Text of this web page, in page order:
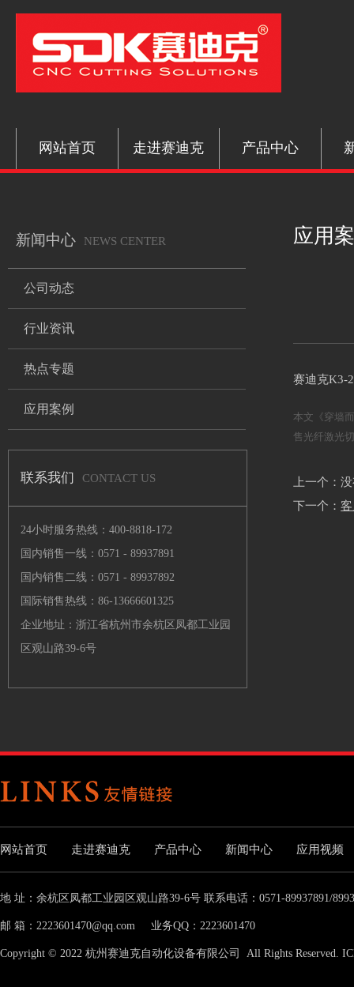
网站首页 走进赛迪克 产品中心
应用
赛迪克K3-
本文《穿墙
售 光纤激光
上一个：
下一个：
新闻中心 NEWS CENTER
公司动态
行业资讯
热点专题
应用案例
联系我们 CONTACT US
24小时服务热线：400-8818-172
国内销售一线：0571 - 89937891
国内销售二线：0571 - 89937892
国际销售热线：86-13666601325
企业地址：浙江省杭州市余杭区凤都工业园
区观山路39-6号
网站首页 走进赛迪克 产品中心 新闻中心 应用视频
地 址：余杭区凤都工业园区观山路39-6号 联系电话：0571-89937891/
邮 箱：2223601470@qq.com 业务QQ：2223601470
Copyright © 2022 杭州赛迪克自动化设备有限公司 All Rights Reserved.